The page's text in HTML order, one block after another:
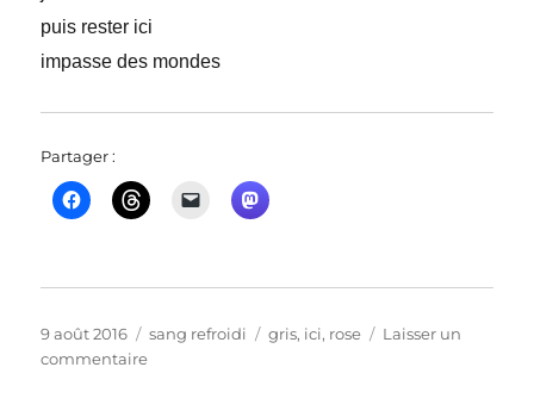
puis rester ici
impasse des mondes
Partager :
Publié
le
9 août 2016 Catégories
sang refroidi Étiquettes
gris, ici, rose
Laisser un
commentairesur